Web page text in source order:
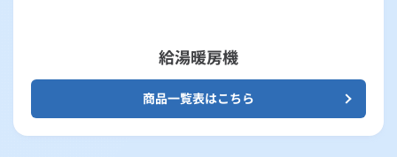
給湯暖房機
商品一覧表はこちら